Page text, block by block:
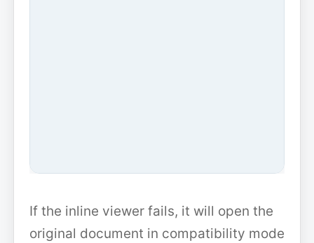
If the inline viewer fails, it will open the
original document in compatibility mode